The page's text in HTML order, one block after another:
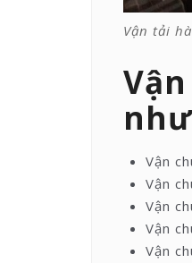
Vận tải
như
Vận
Vận
Vận
Vận
Vận